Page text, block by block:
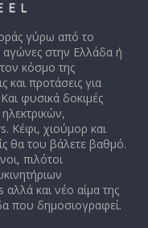
γύρω από το
αγώνες στην Ελλάδα ή
κόσμο της
και προτάσεις για
φυσικά δοκιμές
Κέφι, χιούμορ και
θα του βάλετε βαθμό.
πιλότοι
και νέο αίμα της
που δημοσιογραφεί.